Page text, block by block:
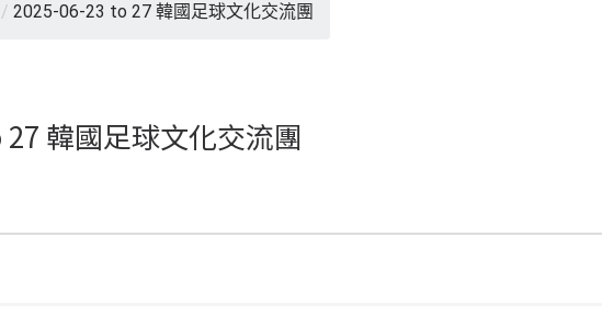
/ 2025-06-23 to 27 韓國足球文化交流團
韓國足球文化交流團